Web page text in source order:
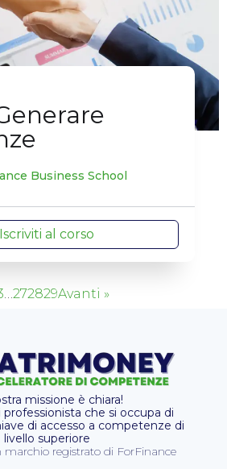
Business School
Iscriviti al corso
…272829Avanti »
missione è chiara!
che si occupa di
di accesso a competenze di
livello superiore
registrato di ForFinance